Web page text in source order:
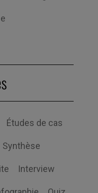
Études de cas
Synthèse
Interview